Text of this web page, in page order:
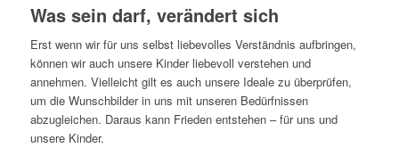
Was sein darf, verändert sich
Erst wenn wir für uns selbst liebevolles Verständnis aufbringen,
können wir auch unsere Kinder liebevoll verstehen und
annehmen. Vielleicht gilt es auch unsere Ideale zu überprüfen,
um die Wunschbilder in uns mit unseren Bedürfnissen
abzugleichen. Daraus kann Frieden entstehen – für uns und
unsere Kinder.